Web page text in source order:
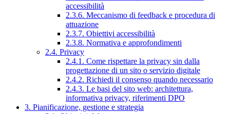
accessibilità
2.3.6. Meccanismo di feedback e procedura di
attuazione
2.3.7. Obiettivi accessibilità
2.3.8. Normativa e approfondimenti
2.4. Privacy
2.4.1. Come rispettare la privacy sin dalla
progettazione di un sito o servizio digitale
2.4.2. Richiedi il consenso quando necessario
2.4.3. Le basi del sito web: architettura,
informativa privacy, riferimenti DPO
3. Pianificazione, gestione e strategia